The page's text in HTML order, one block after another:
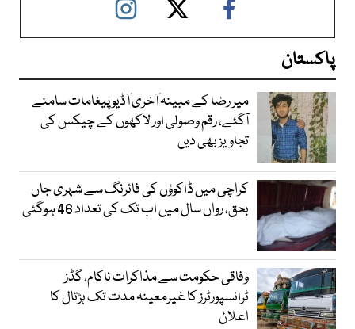
پاکستان
میر رضا کے مبینہ آخری آڈیو پیغامات سامنے
آگئے، رقم وصولی اور لاکھوں کے چیکس کی
تجاویز بھی دیں
کراچی میں ڈاکوؤں کی فائرنگ سے شہری جاں
بحق، رواں سال میں اب تک کی تعداد 46 ہوگئی
وفاقی حکومت سے مذاکرات ناکام، گڈز
ٹرانسپورٹرز کا غیرمعینہ مدت تک ہڑتال کا
اعلان